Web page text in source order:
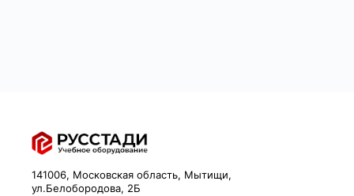
141006, Московская область, Мытищи,
ул.Белобородова, 2Б